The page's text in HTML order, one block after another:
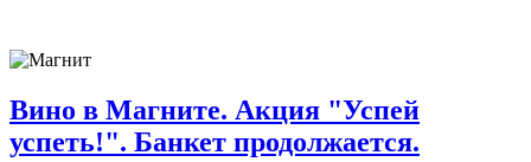
Вино в Магните. Акция "Успей
успеть!". Банкет продолжается.